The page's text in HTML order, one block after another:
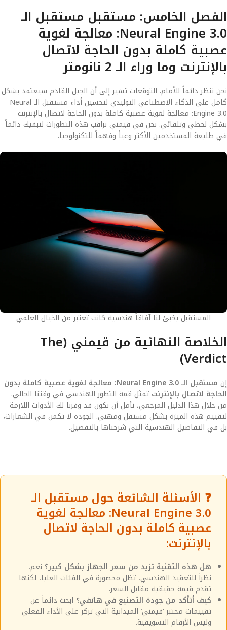
الفصل الخامس: مستقبل مستقبل الـ
Neural Engine 3.0: معالجة لغوية
عصبية كاملة بدون الحاجة لاتصال
بالإنترنت وما وراء الـ 2 نانومتر
نحن ننظر دائماً للأمام. التوقعات تشير إلى أن الجيل القادم سيعتمد بشكل
كامل على الذكاء الاصطناعي التوليدي لتحسين أداء مستقبل الـ Neural
Engine 3.0: معالجة لغوية عصبية كاملة بدون الحاجة لاتصال بالإنترنت
بشكل لحظي وتلقائي. نحن في قيمني نراقب هذه التطورات لنبقيك دائماً
في طليعة المستخدمين الأكثر وعياً وفهماً للتكنولوجيا.
المستقبل يخبئ لنا آفاقاً هندسية كانت تعتبر من الخيال العلمي
الخلاصة النهائية من قيمني (The
Verdict)
إن
مستقبل الـ Neural Engine 3.0: معالجة لغوية عصبية كاملة بدون
الحاجة لاتصال بالإنترنت تمثل قمة التطور الهندسي في وقتنا الحالي.
من خلال هذا الدليل المرجعي، نأمل أن نكون قد وفرنا لك الأدوات اللازمة
لتقييم هذه الميزة بشكل مستقل ومهني. الجودة لا تكمن في الشعارات،
بل في التفاصيل الهندسية التي شرحناها بالتفصيل.
❓ الأسئلة الشائعة حول مستقبل الـ
Neural Engine 3.0: معالجة لغوية
عصبية كاملة بدون الحاجة لاتصال
بالإنترنت:
هل هذه التقنية تزيد من سعر الجهاز بشكل كبير؟ نعم،
نظراً للتعقيد الهندسي، تظل محصورة في الفئات العليا، لكنها
تقدم قيمة حقيقية مقابل السعر.
كيف أتأكد من جودة التصنيع في هاتفي؟ ابحث دائماً عن
تقييمات مختبر ‘قيمني’ الميدانية التي تركز على الأداء الفعلي
وليس الأرقام التسويقية.